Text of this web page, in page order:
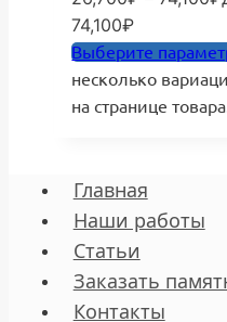
74,100₽
Выберите
несколько
на странице
Главная
Наши работы
Статьи
Заказать
Контакты